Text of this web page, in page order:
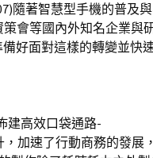
隨著智慧型手機的普
策會等國內外知名企業
好面對這樣的轉變並快
建高效口袋通路-
，加速了行動商務的發